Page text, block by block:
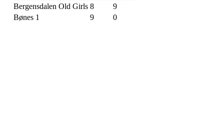
Bergensdalen Old Girls 8
9
Bønes 1
9 0